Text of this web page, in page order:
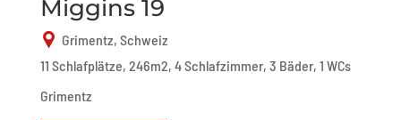
Miggins 19
Grimentz, Schweiz
11 Schlafplätze, 246m2, 4 Schlafzimmer, 3 Bäder, 1 WCs
Grimentz